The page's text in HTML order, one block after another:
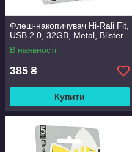
Флеш-накопичувач Hi-Rali Fit,
USB 2.0, 32GB, Metal, Blister
В наявності
385 ₴
Купити